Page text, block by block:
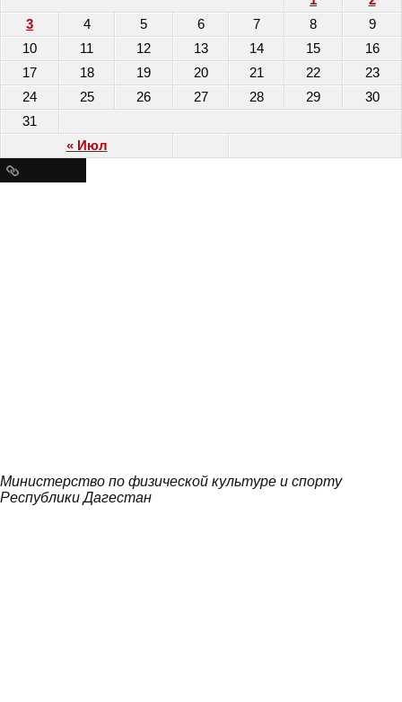
« Июл
3
4 5 6 7 8
9
10
11 12 13 14 15
16
17
18 19 20 21 22
23
24
25 26 27 28 29
30
31
Министерство по физической культуре и спорту
Республики Дагестан